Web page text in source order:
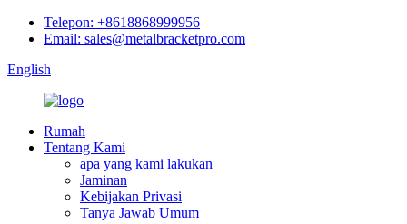
Telepon: +8618868999956
Email: sales@metalbracketpro.com
English
Rumah
Tentang Kami
apa yang kami lakukan
Jaminan
Kebijakan Privasi
Tanya Jawab Umum